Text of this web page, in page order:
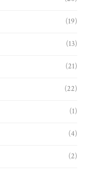
(19)
(13)
(21)
(22)
(1)
(4)
(2)